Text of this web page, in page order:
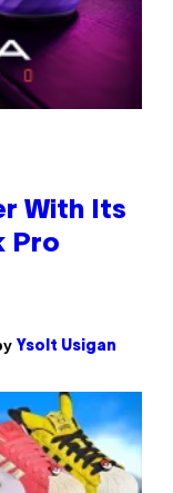
With Its
Pro
Ysolt Usigan